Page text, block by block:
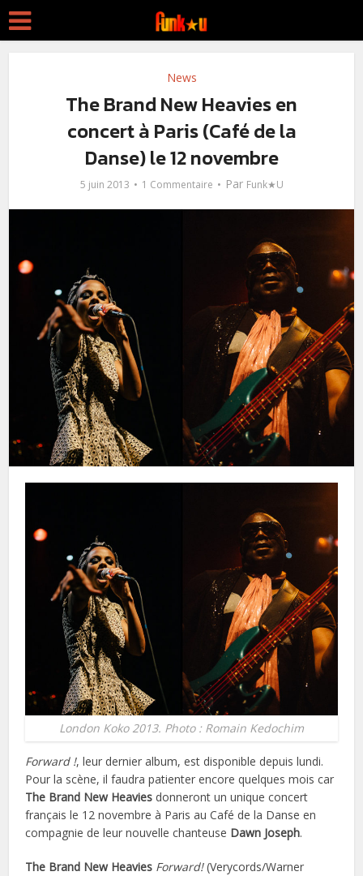
News
The Brand New Heavies en
concert à Paris (Café de la
Danse) le 12 novembre
5 juin 2013 1 Commentaire Par Funk★U
London Koko 2013. Photo : Romain Kedochim
Forward !, leur dernier album, est disponible depuis lundi.
Pour la scène, il faudra patienter encore quelques mois car
The Brand New Heavies donneront un unique concert
français le 12 novembre à Paris au Café de la Danse en
compagnie de leur nouvelle chanteuse Dawn Joseph.
The Brand New Heavies Forward!(Verycords/Warner